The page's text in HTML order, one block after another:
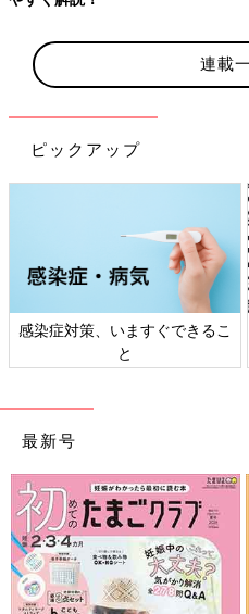
連載
ピックアップ
ちゃん・
日本外来小児科学会
最新号